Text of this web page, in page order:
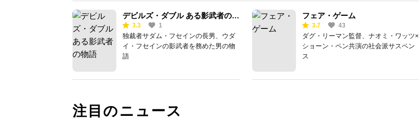
デビルズ・ダブル ある影武者の物
語 3.3 1
独裁者サダム・フセインの長男、ウダ
イ・フセインの影武者を務めた男の物
語
フェア・ゲーム
3.7 43
ダグ・リーマン監督、ナオミ・ワッツ×
ショーン・ペン共演の社会派サスペン
ス
注目のニュース